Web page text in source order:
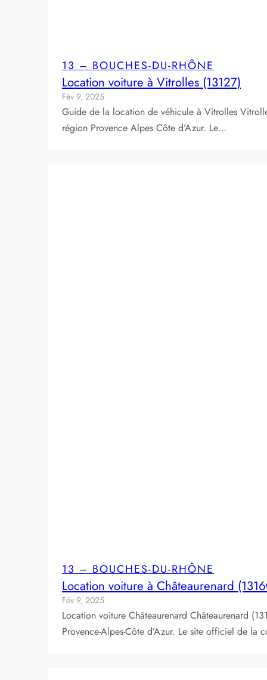
13 – BOUCHES-DU-RHÔNE
Location voiture à Vitrolles (13127)
Fév 9, 2025
Guide de la location de véhicule à Vitrolles
région Provence Alpes Côte d’Azur. Le…
13 – BOUCHES-DU-RHÔNE
Location voiture à Châteaurenard
Fév 9, 2025
Location voiture Châteaurenard Châteaurenard
Provence-Alpes-Côte d’Azur. Le site officiel de